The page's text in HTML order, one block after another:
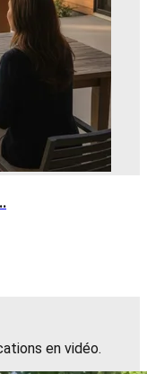
en vidéo.